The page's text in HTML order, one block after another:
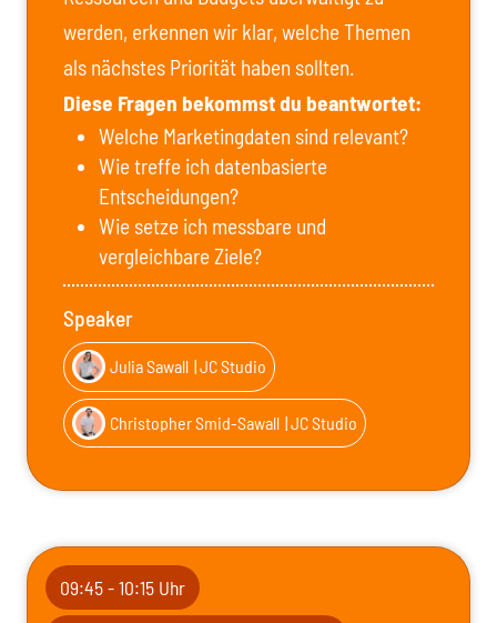
werden, erkennen wir klar, welche Themen
als nächstes Priorität haben sollten.
Diese Fragen bekommst du beantwortet:
Welche Marketingdaten sind relevant?
Wie treffe ich datenbasierte
Entscheidungen?
Wie setze ich messbare und
vergleichbare Ziele?
Speaker
Julia Sawall | JC Studio
Christopher Smid-Sawall | JC Studio
09:45 - 10:15 Uhr